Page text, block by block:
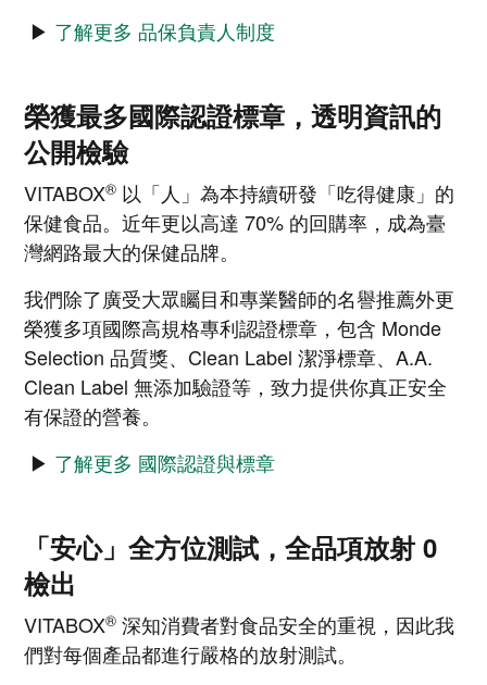
▶ 了解更多 品保負責人制度
榮獲最多國際認證標章，透明資訊的
公開檢驗
VITABOX® 以「人」為本持續研發「吃得健康」的
保健食品。近年更以高達 70% 的回購率，成為臺
灣網路最大的保健品牌。
我們除了廣受大眾矚目和專業醫師的名譽推薦外更
榮獲多項國際高規格專利認證標章，包含 Monde
Selection 品質獎、Clean Label 潔淨標章、A.A.
Clean Label 無添加驗證等，致力提供你真正安全
有保證的營養。
▶ 了解更多 國際認證與標章
「安心」全方位測試，全品項放射 0
檢出
VITABOX® 深知消費者對食品安全的重視，因此我
們對每個產品都進行嚴格的放射測試。